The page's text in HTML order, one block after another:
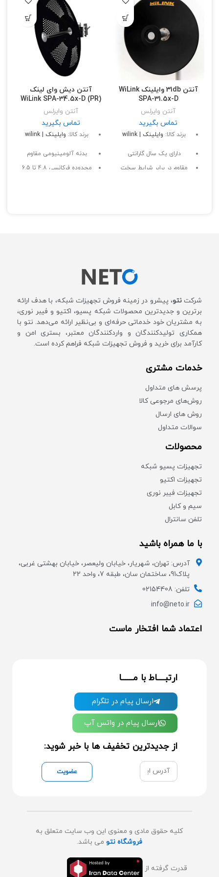
آنتن 31db وایلینک WiLink
SPA-31.5x-D
آنتن وایرلس
تماس بگیرید
برند کالا: وایلینک | wilink
دارای یک سال گارانتی
مقاوم در برابر شرایط سخت
پلاریزاسیون: dual polar
آنتن دیش وای لینک
WiLink SPA-34.5x-D (PR)
آنتن وایرلس
تماس بگیرید
برند کالا: وایلینک | wilink
بدنه آلومینیومی مقاوم
محدوده فرکانسی 4.8 تا 6.5
وزن مناسب 10 کیلوگرم
شرکتنتو، پیشرو در زمینه فروش تجهیزات شبکه، با هدف ارائه
برترین و جدیدترین محصولات شبکه پسیو، اکتیو و فیبر نوری،
به مشتریان خود خدماتی حرفه‌ای و بی‌نظیر ارائه می‌دهد. نتو با
همکاری تولیدکنندگان و واردکنندگان معتبر، بستری امن و
کارآمد برای خرید و فروش تجهیزات شبکه فراهم کرده است.
خدمات مشتری
پرسش های متداول
روش‌های مرجوعی کالا
روش های ارسال
سوالات متداول
محصولات
تجهیزات پسیو شبکه
تجهیزات اکتیو
تجهیزات فیبر نوری
سیم و کابل
تلفن سانترال
با ما همراه باشید
آدرس: تهران، شهریار، خیابان ولیعصر، خیابان بهشتی غربی،
پلاک91، ساختمان سان، طبقه 7، واحد 22
تلفن: 02154408
info@neto.ir
اعتماد شما افتخار ماست
ارتبــــاط با مــــــا
ارسال پیام در تلگرام
ارسال پیام در واتس آپ
از جدیدترین تخفیف ها با خبر شوید:
عضویت
کلیه حقوق مادی و معنوی این وب سایت متعلق به
فروشگاه نتو می باشد.
قدرت گرفته از